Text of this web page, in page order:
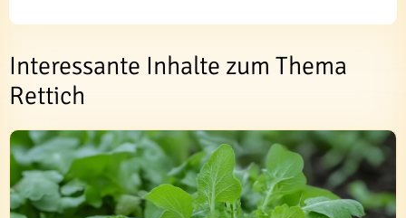
Interessante Inhalte zum Thema
Rettich